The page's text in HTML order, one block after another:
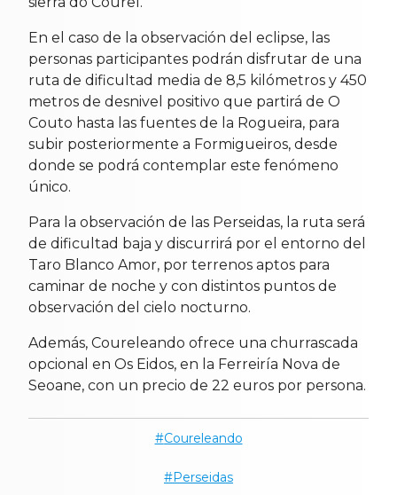
En el caso de la observación del eclipse, las
personas participantes podrán disfrutar de una
ruta de dificultad media de 8,5 kilómetros y 450
metros de desnivel positivo que partirá de O
Couto hasta las fuentes de la Rogueira, para
subir posteriormente a Formigueiros, desde
donde se podrá contemplar este fenómeno
único.
Para la observación de las Perseidas, la ruta será
de dificultad baja y discurrirá por el entorno del
Taro Blanco Amor, por terrenos aptos para
caminar de noche y con distintos puntos de
observación del cielo nocturno.
Además, Coureleando ofrece una churrascada
opcional en Os Eidos, en la Ferreiría Nova de
Seoane, con un precio de 22 euros por persona.
Coureleando
Perseidas